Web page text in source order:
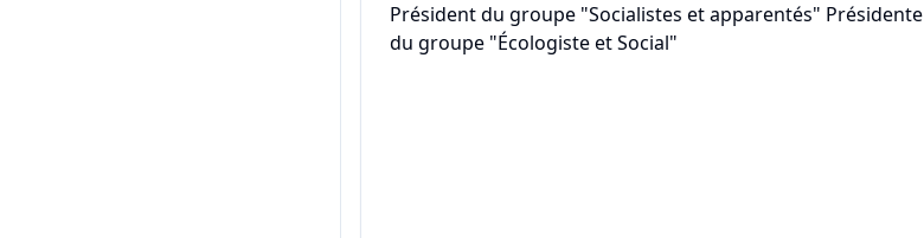
Président du groupe "Socialistes et apparentés" Présidente
du groupe "Écologiste et Social"